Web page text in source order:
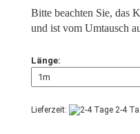
Bitte beachten Sie, das
und ist vom Umtausch
Länge:
Lieferzeit: 2-4